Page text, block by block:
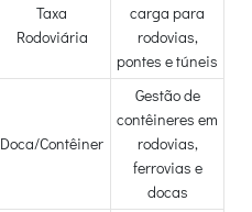
Taxa
Rodoviária
carga para
rodovias,
pontes e túneis
Doca/Contêiner
Gestão de
contêineres em
rodovias,
ferrovias e
docas